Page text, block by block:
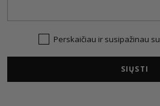
Perskaičiau ir susipažinau su
SIŲSTI